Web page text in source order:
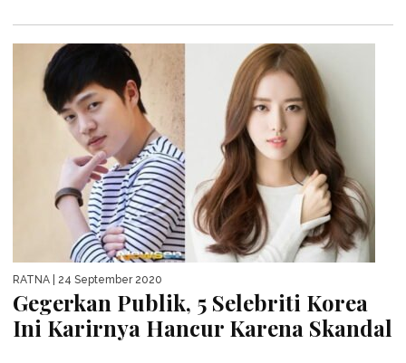
RATNA | 24 September 2020
Gegerkan Publik, 5 Selebriti Korea
Ini Karirnya Hancur Karena Skandal